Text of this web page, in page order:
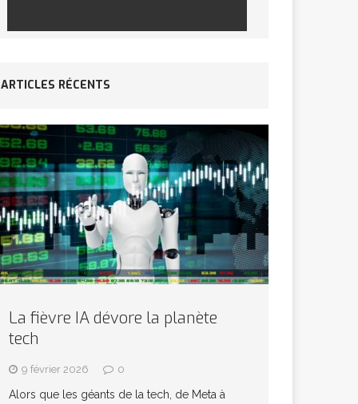
ARTICLES RÉCENTS
La fièvre IA dévore la planète
tech
9 février 2026 0
Alors que les géants de la tech, de Meta à